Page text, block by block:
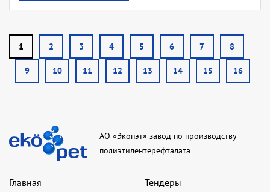
1 2 3 4 5 6 7 8
9 10 11 12 13 14 15 16
АО «Экопэт» завод по производству
полиэтилентерефталата
Главная
Тендеры